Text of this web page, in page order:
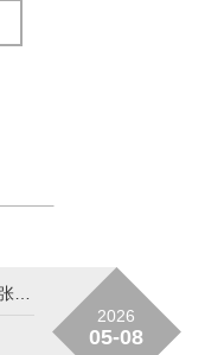
2026
05-08
张家口广兴泡沫制品：泡沫保温箱助力张家口生鲜电商与冷链物流发展